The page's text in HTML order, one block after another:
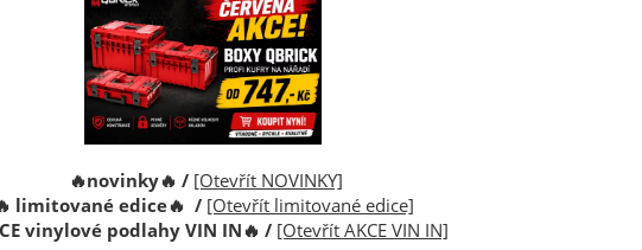
Podlaha vinylová plovoucí
Click Dub Ammons
Podlaha vinylová plovoucí
Click Dub Amstrong
🔥novinky🔥 / [Otevřít NOVINKY]
limitované edice🔥 / [Otevřít limitované edice]
vinylové podlahy VIN IN🔥 / [Otevřít AKCE VIN IN]